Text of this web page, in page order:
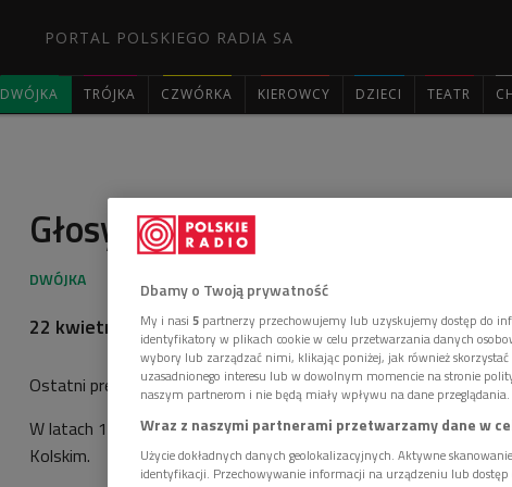
PORTAL POLSKIEGO RADIA SA
DWÓJKA TRÓJKA CZWÓRKA KIEROWCY DZIECI TEATR
Głosy z przeszłości: Edward
22 kwietnia 2010, godz. 11:45
Ostatni premier Rządu Polskiego na uchodźstwie.
W latach 1940-1942 był więźniem sowieckich łagrów w
Kolskim.
Dbamy o Twoją prywatność
My i nasi 5 partnerzy przechowujemy lub uzyskujemy dostęp do
identyfikatory w plikach cookie w celu przetwarzania danych
wybory lub zarządzać nimi, klikając poniżej, jak również
uzasadnionego interesu lub w dowolnym momencie na stronie
naszym partnerom i nie będą miały wpływu na dane przeglądania.
Wraz z naszymi partnerami przetwarzamy dane w
Użycie dokładnych danych geolokalizacyjnych. Aktywne
identyfikacji. Przechowywanie informacji na urządzeniu lub dostęp